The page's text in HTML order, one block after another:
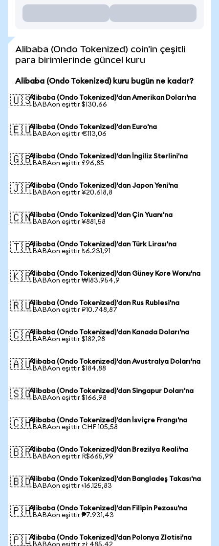
Alibaba (Ondo Tokenized) coin'in çeşitli
para birimlerinde güncel kuru
Alibaba (Ondo Tokenized) kuru bugün ne kadar?
🇺🇸Alibaba (Ondo Tokenized)'dan Amerikan Doları'na
1 BABAon eşittir $130,66
🇪🇺Alibaba (Ondo Tokenized)'dan Euro'na
1 BABAon eşittir €113,06
🇬🇧Alibaba (Ondo Tokenized)'dan İngiliz Sterlini'na
1 BABAon eşittir £96,85
🇯🇵Alibaba (Ondo Tokenized)'dan Japon Yeni'na
1 BABAon eşittir ¥20.618,8
🇨🇳Alibaba (Ondo Tokenized)'dan Çin Yuanı'na
1 BABAon eşittir ¥881,58
🇹🇷Alibaba (Ondo Tokenized)'dan Türk Lirası'na
1 BABAon eşittir ₺6.231,91
🇰🇷Alibaba (Ondo Tokenized)'dan Güney Kore Wonu'na
1 BABAon eşittir ₩183.954,9
🇷🇺Alibaba (Ondo Tokenized)'dan Rus Rublesi'na
1 BABAon eşittir ₽10.748,87
🇨🇦Alibaba (Ondo Tokenized)'dan Kanada Doları'na
1 BABAon eşittir $182,28
🇦🇺Alibaba (Ondo Tokenized)'dan Avustralya Doları'na
1 BABAon eşittir $184,88
🇸🇬Alibaba (Ondo Tokenized)'dan Singapur Doları'na
1 BABAon eşittir $166,98
🇨🇭Alibaba (Ondo Tokenized)'dan İsviçre Frangı'na
1 BABAon eşittir CHF 105,58
🇧🇷Alibaba (Ondo Tokenized)'dan Brezilya Reali'na
1 BABAon eşittir R$665,99
🇧🇩Alibaba (Ondo Tokenized)'dan Bangladeş Takası'na
1 BABAon eşittir ৳16.125,83
🇵🇭Alibaba (Ondo Tokenized)'dan Filipin Pezosu'na
1 BABAon eşittir ₱7.931,43
🇵🇱Alibaba (Ondo Tokenized)'dan Polonya Zlotisi'na
1 BABAon eşittir zł 485,42